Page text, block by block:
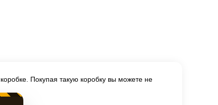
коробке. Покупая такую коробку вы можете не